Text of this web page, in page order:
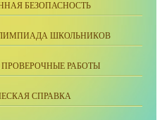
БЕЗОПАСНОСТЬ
ШКОЛЬНИКОВ
РАБОТЫ
СПРАВКА